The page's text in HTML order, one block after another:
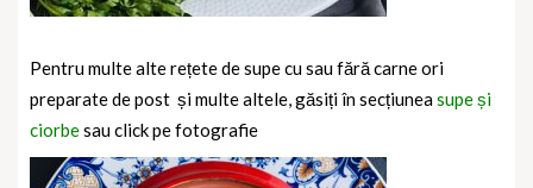
Pentru multe alte rețete de supe cu sau fără carne ori
preparate de post și multe altele, găsiți în secțiuneasupe și
ciorbesau click pe fotografie